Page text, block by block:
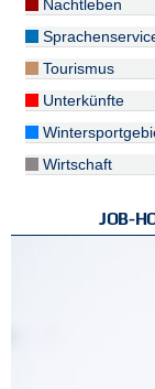
Nachtleben
Tourismus
Unterkünfte
Wirtschaft
JOB-